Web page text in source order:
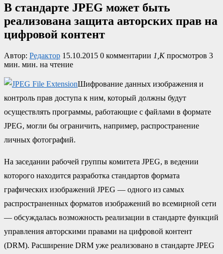
В стандарте JPEG может быть
реализована защита авторских прав на
цифровой контент
Автор: Редактор 15.10.2015 0 комментарии 1,Kпросмотров 3
мин. мин. на чтение
Шифрование данных изображения и
контроль прав доступа к ним, который должны будут
осуществлять программы, работающие с файлами в формате
JPEG, могли бы ограничить, например, распространение
личных фотографий.
На заседании рабочей группы комитета JPEG, в ведении
которого находится разработка стандартов формата
графических изображений JPEG — одного из самых
распространенных форматов изображений во всемирной сети
— обсуждалась возможность реализации в стандарте функций
управления авторскими правами на цифровой контент
(DRM). Расширение DRM уже реализовано в стандарте JPEG